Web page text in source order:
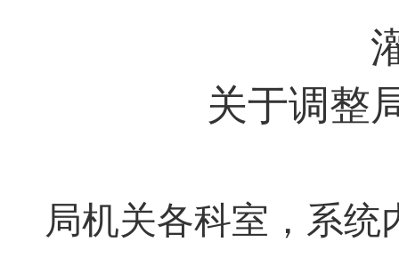
关于调整
局机关各科室 ， 系统